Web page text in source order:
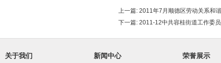
上一篇: 2011年7月顺德区劳动关系和
下一篇: 2011-12中共容桂街道工作委
关于我们 新闻中心 荣誉展示